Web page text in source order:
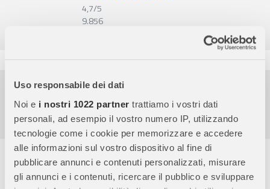
Uso responsabile dei dati
Noi e i nostri 1022 partner trattiamo i vostri dati
personali, ad esempio il vostro numero IP, utilizzando
tecnologie come i cookie per memorizzare e accedere
alle informazioni sul vostro dispositivo al fine di
pubblicare annunci e contenuti personalizzati, misurare
gli annunci e i contenuti, ricercare il pubblico e sviluppare
4,7/5
9.856
Pagamenti sicuri
Garanzia e reso facili
Assistenza dal lunedì al venerdì
Descrizione completa
Clementoni Supercolor Jolly Unicorns Puzzle - 24 Maxi Pezzi